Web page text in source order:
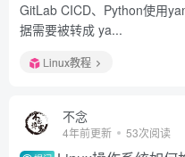
GitLab CICD、Python使用
据需要被转成 ya...
Linux教程
不念
4年前更新 53次阅读